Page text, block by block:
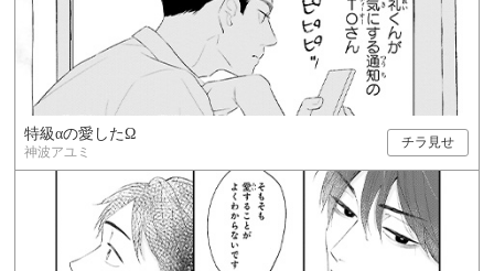
特級αの愛したΩ
神波アユミ
チラ見せ